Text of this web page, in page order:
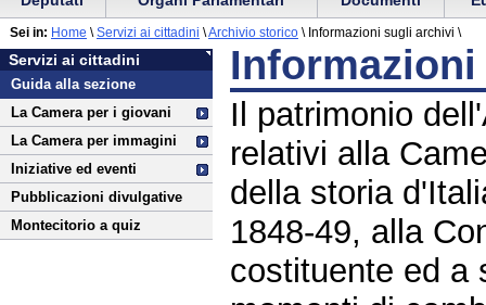
di
ausilio
alla
navigazione
Menu
di
navigazione
principale
di
navigazione
principale
menu
di
sezione
Servizi
ai
cittadini
Vai
al
contenuto
Servizi ai cittadini
Guida alla sezione
La Camera per i giovani
La Camera per immagini
Iniziative ed eventi
Pubblicazioni divulgative
Montecitorio a quiz
Sei in: Home \ Servizi ai cittadini \Archivio storico \ Informazioni sugli archivi \
Il patrimonio
relativi alla
della storia
1848-49, alla
costituente ed a